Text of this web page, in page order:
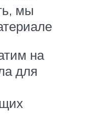
мы
на
для